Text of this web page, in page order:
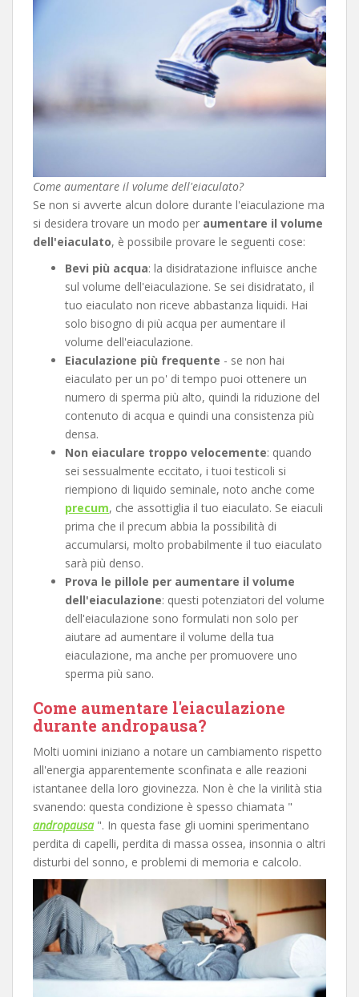
Come aumentare il volume dell'eiaculato?
Se non si avverte alcun dolore durante l'eiaculazione ma
si desidera trovare un modo per aumentare il volume
dell'eiaculato, è possibile provare le seguenti cose:
Bevi più acqua: la disidratazione influisce anche
sul volume dell'eiaculazione. Se sei disidratato, il
tuo eiaculato non riceve abbastanza liquidi. Hai
solo bisogno di più acqua per aumentare il
volume dell'eiaculazione.
Eiaculazione più frequente - se non hai
eiaculato per un po' di tempo puoi ottenere un
numero di sperma più alto, quindi la riduzione del
contenuto di acqua e quindi una consistenza più
densa.
Non eiaculare troppo velocemente: quando
sei sessualmente eccitato, i tuoi testicoli si
riempiono di liquido seminale, noto anche come
precum, che assottiglia il tuo eiaculato. Se eiaculi
prima che il precum abbia la possibilità di
accumularsi, molto probabilmente il tuo eiaculato
sarà più denso.
Prova le pillole per aumentare il volume
dell'eiaculazione: questi potenziatori del volume
dell'eiaculazione sono formulati non solo per
aiutare ad aumentare il volume della tua
eiaculazione, ma anche per promuovere uno
sperma più sano.
Come aumentare l'eiaculazione
durante andropausa?
Molti uomini iniziano a notare un cambiamento rispetto
all'energia apparentemente sconfinata e alle reazioni
istantanee della loro giovinezza. Non è che la virilità stia
svanendo: questa condizione è spesso chiamata "
andropausa ". In questa fase gli uomini sperimentano
perdita di capelli, perdita di massa ossea, insonnia o altri
disturbi del sonno, e problemi di memoria e calcolo.